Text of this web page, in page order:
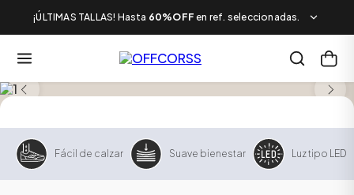
¡ÚLTIMAS TALLAS! Hasta 60%OFF en ref. seleccionadas.
Fácil de calzar Suave bienestar Luz tipo LED